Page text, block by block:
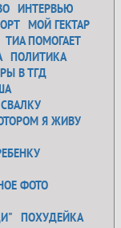
ИНТЕРВЬЮ
МОЙ ГЕКТАР
ТИА ПОМОГАЕТ
ПОЛИТИКА
В ТГД
Я ЖИВУ
ФОТО
ПОХУДЕЙКА